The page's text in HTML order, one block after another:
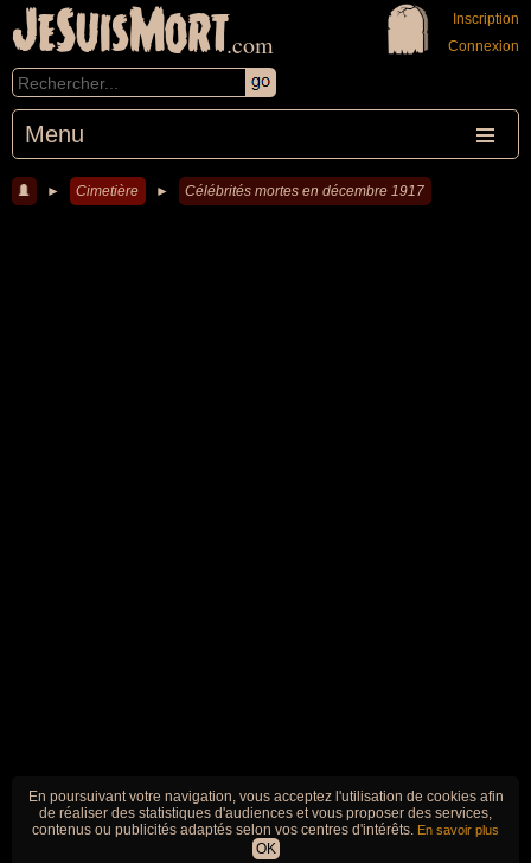
JeSuisMort.com
Menu
Inscription
Connexion
► Cimetière ► Célébrités mortes en décembre 1917
En poursuivant votre navigation, vous acceptez l'utilisation de cookies afin
de réaliser des statistiques d'audiences et vous proposer des services,
contenus ou publicités adaptés selon vos centres d'intérêts. En savoir plus
OK